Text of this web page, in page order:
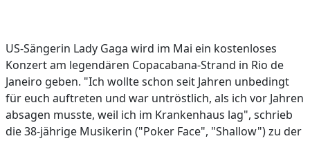
US-Sängerin Lady Gaga wird im Mai ein kostenloses
Konzert am legendären Copacabana-Strand in Rio de
Janeiro geben. "Ich wollte schon seit Jahren unbedingt
für euch auftreten und war untröstlich, als ich vor Jahren
absagen musste, weil ich im Krankenhaus lag", schrieb
die 38-jährige Musikerin ("Poker Face", "Shallow") zu der